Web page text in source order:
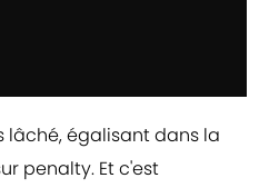
lâché, égalisant dans la
penalty. Et c'est